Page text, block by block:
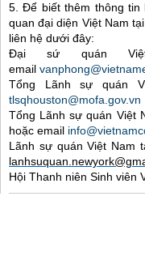
5. Để biết thêm thông tin
quan đại diện Việt Nam
liên hệ dưới đây:
Đại sứ quán
email
Tổng Lãnh sự quán
tlsqhouston@mofa.gov.vn
Tổng Lãnh sự quán Việt
hoặc email
Lãnh sự quán Việt Nam
Hội Thanh niên Sinh viên